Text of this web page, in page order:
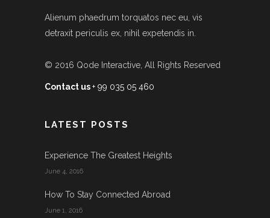
Alienum phaedrum torquatos nec eu, vis
detraxit periculis ex, nihil expetendis in.
© 2016 Qode Interactive , All Rights Reserved
Contact us+ 99 035 05 460
LATEST POSTS
Experience The Greatest Heights
June 4, 2016
How To Stay Connected Abroad
June 1, 2016